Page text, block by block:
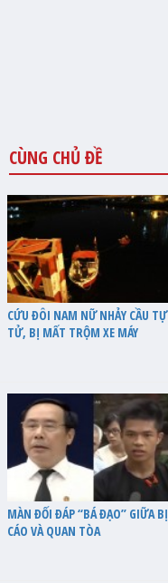
CÙNG CHỦ ĐỀ
CỨU ĐÔI NAM NỮ NHẢY CẦU TỰ
TỬ, BỊ MẤT TRỘM XE MÁY
MÀN ĐỐI ĐÁP “BÁ ĐẠO” GIỮA BỊ
CÁO VÀ QUAN TÒA